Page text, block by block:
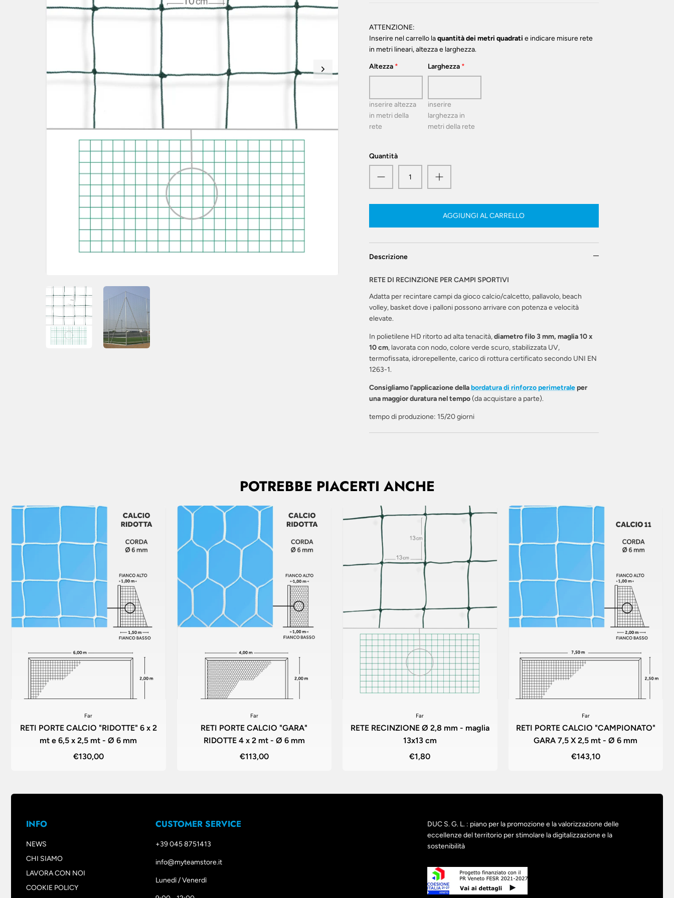
ATTENZIONE:
Inserire nel carrello laquantità dei metri quadrati e indicare misure rete
in metri lineari, altezza e larghezza.
Altezza
inserire altezza
in metri della
rete
Larghezza
inserire
larghezza in
metri della rete
Quantità
AGGIUNGI AL CARRELLO
Descrizione
RETE DI RECINZIONE PER CAMPI SPORTIVI
Adatta per recintare campi da gioco calcio/calcetto, pallavolo, beach
volley, basket dove i palloni possono arrivare con potenza e velocità
elevate.
In polietilene HD ritorto ad alta tenacità,diametro filo 3 mm, maglia 10 x
10 cm, lavorata con nodo, colore verde scuro, stabilizzata UV,
termofissata, idrorepellente, carico di rottura certificato secondo UNI EN
1263-1.
Consigliamo l'applicazione dellabordatura di rinforzo perimetraleper
una maggior duratura nel tempo(da acquistare a parte).
tempo di produzione: 15/20 giorni
POTREBBE PIACERTI ANCHE
Far
RETI PORTE CALCIO "RIDOTTE" 6 x 2
mt e 6,5 x 2,5 mt - Ø 6 mm
€130,00
Far
RETI PORTE CALCIO "GARA"
RIDOTTE 4 x 2 mt - Ø 6 mm
€113,00
Far
RETE RECINZIONE Ø 2,8 mm - maglia
13x13 cm
€1,80
Far
RETI PORTE CALCIO "CAMPIONATO"
GARA 7,5 X 2,5 mt - Ø 6 mm
€143,10
INFO
NEWS
CHI SIAMO
LAVORA CON NOI
COOKIE POLICY
CUSTOMER SERVICE
+39 045 8751413
info@myteamstore.it
Lunedì / Venerdì
DUC S. G. L. : piano per la promozione e la valorizzazione delle
eccellenze del territorio per stimolare la digitalizzazione e la
sostenibilità